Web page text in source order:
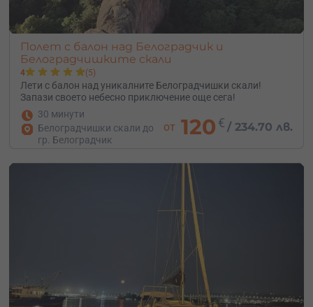
Полет с балон над Белоградчик и
Белоградчишките скали
4 (5)
Лети с балон над уникалните Белоградчишки скали!
Запази своето небесно приключение още сега!
30 минути
Белоградчишки скали до
гр. Белоградчик
от 120 € / 234.70 лв.